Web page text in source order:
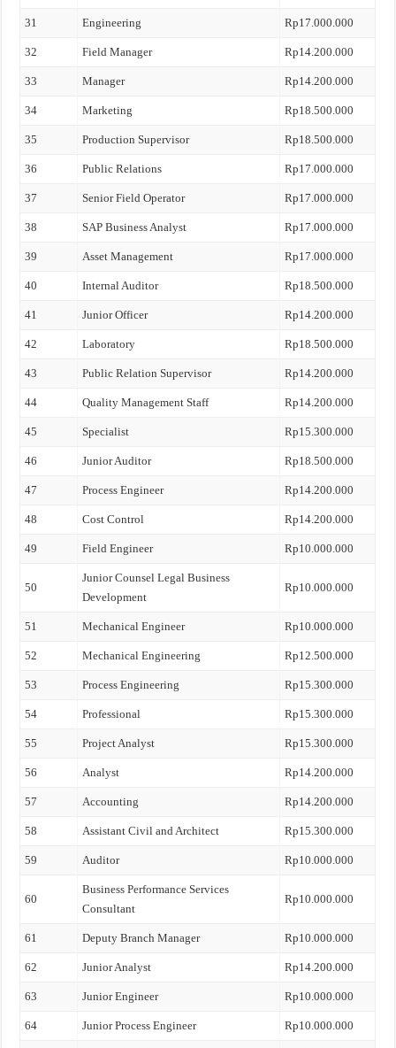
31 Engineering Rp17.000.000
32 Field Manager Rp14.200.000
33 Manager Rp14.200.000
34 Marketing Rp18.500.000
35 Production Supervisor Rp18.500.000
36 Public Relations Rp17.000.000
37 Senior Field Operator Rp17.000.000
38 SAP Business Analyst Rp17.000.000
39 Asset Management Rp17.000.000
40 Internal Auditor Rp18.500.000
41 Junior Officer Rp14.200.000
42 Laboratory Rp18.500.000
43 Public Relation Supervisor Rp14.200.000
44 Quality Management Staff Rp14.200.000
45 Specialist Rp15.300.000
46 Junior Auditor Rp18.500.000
47 Process Engineer Rp14.200.000
48 Cost Control Rp14.200.000
49 Field Engineer Rp10.000.000
50
Junior Counsel Legal Business
Development
Rp10.000.000
51 Mechanical Engineer Rp10.000.000
52 Mechanical Engineering Rp12.500.000
53 Process Engineering Rp15.300.000
54 Professional Rp15.300.000
55 Project Analyst Rp15.300.000
56 Analyst Rp14.200.000
57 Accounting Rp14.200.000
58 Assistant Civil and Architect Rp15.300.000
59 Auditor Rp10.000.000
60
Business Performance Services
Consultant
Rp10.000.000
61 Deputy Branch Manager Rp10.000.000
62 Junior Analyst Rp14.200.000
63 Junior Engineer Rp10.000.000
64 Junior Process Engineer Rp10.000.000